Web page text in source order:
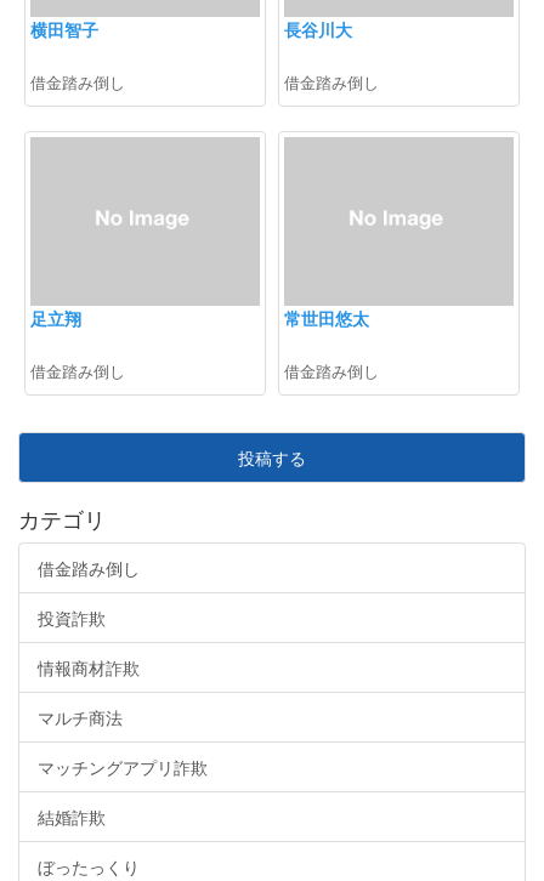
横田智子
借金踏み倒し
長谷川大
借金踏み倒し
足立翔
借金踏み倒し
常世田悠太
借金踏み倒し
投稿する
カテゴリ
借金踏み倒し
投資詐欺
情報商材詐欺
マルチ商法
マッチングアプリ詐欺
結婚詐欺
ぼったっくり